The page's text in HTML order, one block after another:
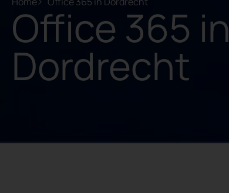
Office 365 in
Dordrecht